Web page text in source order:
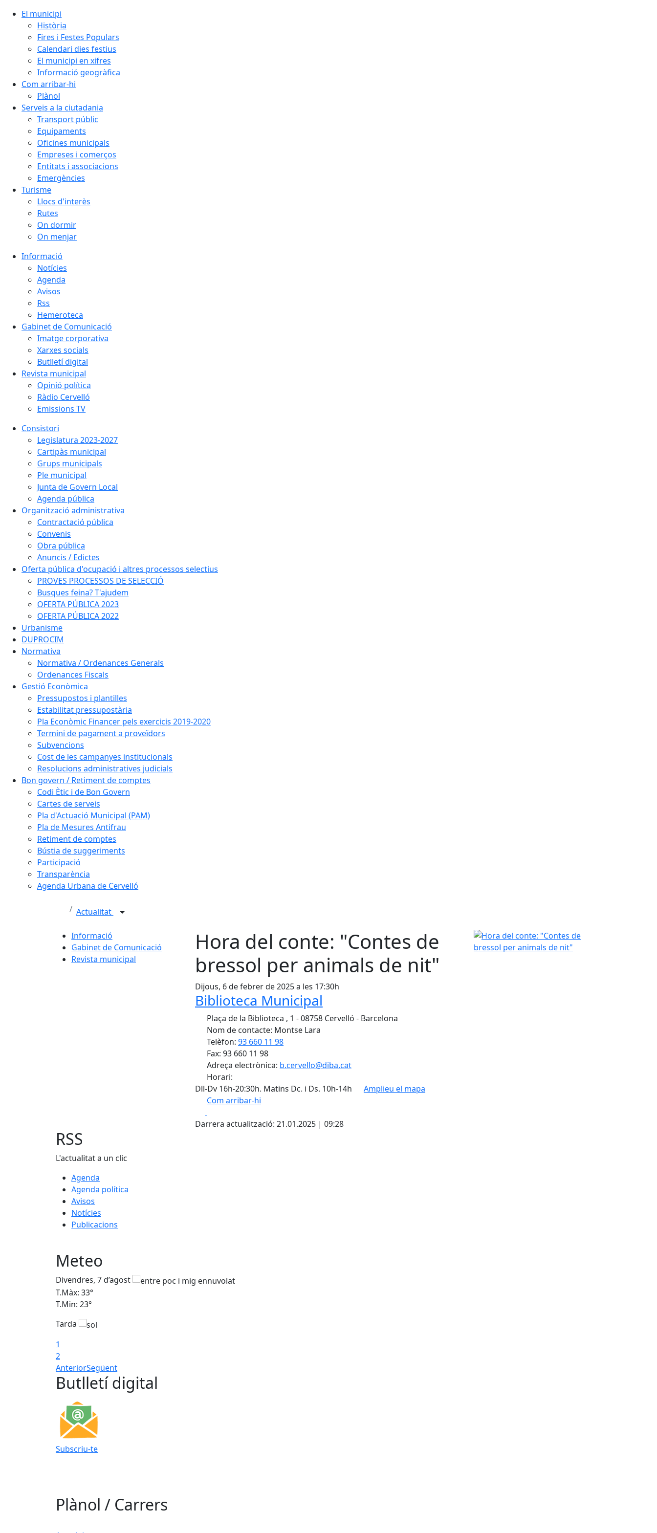
El municipi
Història
Fires i Festes Populars
Calendari dies festius
El municipi en xifres
Informació geogràfica
Com arribar-hi
Plànol
Serveis a la ciutadania
Transport públic
Equipaments
Oficines municipals
Empreses i comerços
Entitats i associacions
Emergències
Turisme
Llocs d'interès
Rutes
On dormir
On menjar
Informació
Notícies
Agenda
Avisos
Rss
Hemeroteca
Gabinet de Comunicació
Imatge corporativa
Xarxes socials
Butlletí digital
Revista municipal
Opinió política
Ràdio Cervelló
Emissions TV
Consistori
Legislatura 2023-2027
Cartipàs municipal
Grups municipals
Ple municipal
Junta de Govern Local
Agenda pública
Organització administrativa
Contractació pública
Convenis
Obra pública
Anuncis / Edictes
Oferta pública d'ocupació i altres processos selectius
PROVES PROCESSOS DE SELECCIÓ
Busques feina? T'ajudem
OFERTA PÚBLICA 2023
OFERTA PÚBLICA 2022
Urbanisme
DUPROCIM
Normativa
Normativa / Ordenances Generals
Ordenances Fiscals
Gestió Econòmica
Pressupostos i plantilles
Estabilitat pressupostària
Pla Econòmic Financer pels exercicis 2019-2020
Termini de pagament a proveïdors
Subvencions
Cost de les campanyes institucionals
Resolucions administratives judicials
Bon govern / Retiment de comptes
Codi Ètic i de Bon Govern
Cartes de serveis
Pla d'Actuació Municipal (PAM)
Pla de Mesures Antifrau
Retiment de comptes
Bústia de suggeriments
Participació
Transparència
Agenda Urbana de Cervelló
Actualitat
Informació
Gabinet de Comunicació
Revista municipal
Hora del conte: "Contes de
bressol per animals de nit"
Dijous, 6 de febrer de 2025 a les 17:30h
Biblioteca Municipal
Plaça de la Biblioteca , 1 - 08758 Cervelló - Barcelona
Nom de contacte: Montse Lara
Telèfon: 93 660 11 98
Fax: 93 660 11 98
Adreça electrònica: b.cervello@diba.cat
Horari:
Dll-Dv 16h-20:30h. Matins Dc. i Ds. 10h-14h
Amplieu el mapa
Com arribar-hi
+
Darrera actualització: 21.01.2025 | 09:28
Hora del conte: "Contes de bressol per animals
RSS
L'actualitat a un clic
Agenda
Agenda política
Avisos
Notícies
Publicacions
Meteo
Divendres, 7 d’agost
T.Màx: 33°
T.Min: 23°
Tarda
1
2
AnteriorSegüent
Butlletí digital
Subscriu-te
Plànol / Carrers